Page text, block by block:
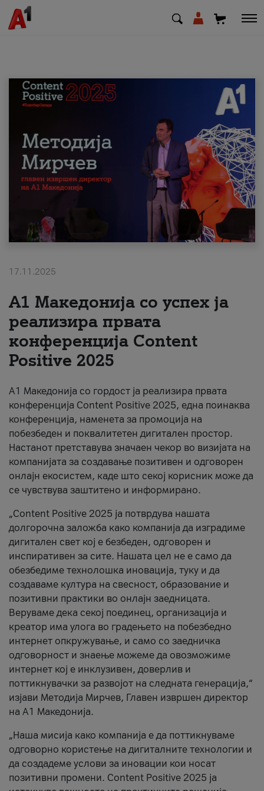
МК EN
Приватни Деловни
Поддршка
Надополни кредит
#ПодобарОнлајн
17.11.2025
А1 Македонија со успех ја
реализира првата
конференција Content
Positive 2025
А1 Македонија со гордост ја реализира првата
конференција Content Positive 2025, една поинаква
конференција, наменета за промоција на
побезбеден и поквалитетен дигитален простор.
Настанот претставува значаен чекор во визијата на
компанијата за создавање позитивен и одговорен
онлајн екосистем, каде што секој корисник може да
се чувствува заштитено и информирано.
„Content Positive 2025 ја потврдува нашата
долгорочна заложба како компанија да изградиме
дигитален свет кој е безбеден, одговорен и
инспиративен за сите. Нашата цел не е само да
обезбедиме технолошка иновација, туку и да
создаваме култура на свесност, образование и
позитивни практики во онлајн заедницата.
Веруваме дека секој поединец, организација и
креатор има улога во градењето на побезбедно
интернет опкружување, и само со заедничка
одговорност и знаење можеме да овозможиме
интернет кој е инклузивен, доверлив и
поттикнувачки за развојот на следната генерација,“
изјави Методија Мирчев, Главен извршен директор
на А1 Македонија.
„Наша мисија како компанија е да поттикнуваме
одговорно користење на дигиталните технологии и
да создадеме услови за иновации кои носат
позитивни промени. Content Positive 2025 ја